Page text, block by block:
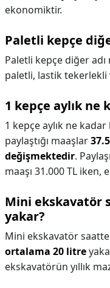
ekonomiktir.
Paletli kepçe
Paletli kepçe diğer adı
paletli, lastik tekerlekli
1 kepçe aylık ne
1 kepçe aylık ne kadar
paylaştığı maaşlar
değişmektedir.
maaşı 31.000 TL iken,
Mini ekskavatör
yakar?
Mini ekskavatör
ortalama 20 litre
ekskavatörün yıllık